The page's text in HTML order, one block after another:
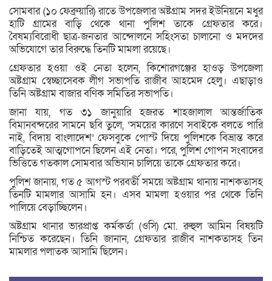
সোমবার (১০ ফেব্রুয়ারি) রাতে উপজেলার অষ্টগ্রাম সদর ইউনিয়নে মধুর
হাটি গ্রামের বাড়ি থেকে থানা পুলিশ তাকে গ্রেফতার করে।
বৈষম্যবিরোধী ছাত্র-জনতার আন্দোলনে সহিংসতা চালানো ও মদদের
অভিযোগে তার বিরুদ্ধে তিনটি মামলা রয়েছে।
গ্রেফতার হওয়া ওই নেতা হলেন, কিশোরগঞ্জের হাওড় উপজেলা
অষ্টগ্রাম স্বেচ্ছাসেবক লীগ সভাপতি রাজীব আহমেদ হেলু। এছাড়াও
তিনি অষ্টগ্রাম বাজার বণিক সমিতির সভাপতি।
জানা যায়, গত ৩১ জানুয়ারি হজরত শাহজালাল আন্তর্জাতিক
বিমানবন্দরের সামনে ছবি তুলে, ‘সময়ের কারণে সবাইকে বলতে পারি
নাই, বিদায় বাংলাদেশ’ ফেসবুকে পোস্ট দিয়ে পুলিশকে বিভ্রান্ত করে
বাড়িতেই আত্মগোপনে ছিলেন এই নেতা। পরে, পুলিশ গোপন সংবাদের
ভিত্তিতে গতকাল সোমবার অভিযান চালিয়ে তাকে গ্রেফতার করে।
পুলিশ জানায়, গত ৫ আগস্ট পরবর্তী সময়ে অষ্টগ্রাম থানায় নাশকতাসহ
তিনটি মামলার আসামি হন। এসব মামলা হওয়ার পর থেকে তিনি
পালিয়ে বেড়াচ্ছিলেন।
অষ্টগ্রাম থানার ভারপ্রাপ্ত কর্মকর্তা (ওসি) মো. রুহুল আমিন বিষয়টি
নিশ্চিত করেছেন। তিনি জানান, গ্রেফতার রাজীব নাশকতাসহ তিন
মামলার পলাতক আসামি ছিলেন।